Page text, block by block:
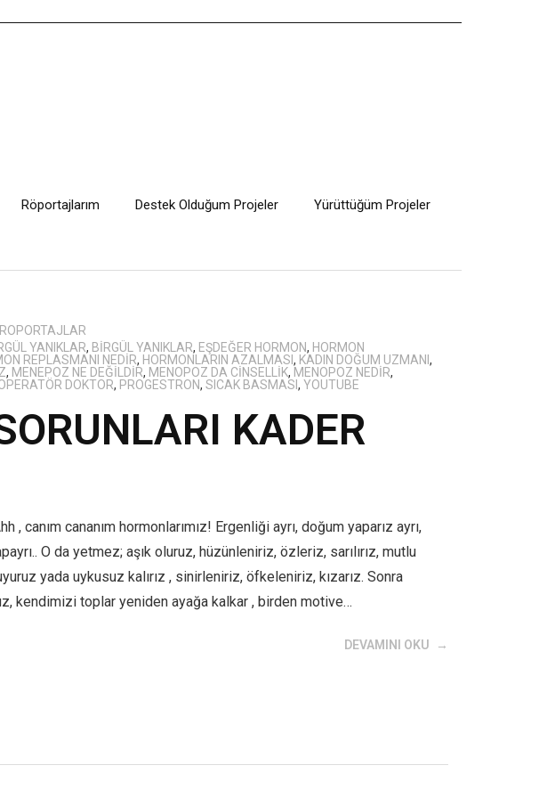
Röportajlarım Destek Olduğum Projeler Yürüttüğüm Projeler
RÖPORTAJLAR
YANIKLAR, BIRGÜL YANIKLAR, EŞDEĞER HORMON, HORMON
REPLASMANI NEDIR, HORMONLARIN AZALMASI , KADIN DOĞUM UZMANI ,
, MENEPOZ NE DEĞILDIR, MENOPOZ DA CINSELLIK, MENOPOZ NEDIR,
DOKTOR, PROGESTRON, SICAK BASMASI , YOUTUBE
KADER
, canım cananım hormonlarımız! Ergenliği ayrı, doğum yaparız ayrı,
O da yetmez; aşık oluruz, hüzünleniriz, özleriz, sarılırız, mutlu
yada uykusuz kalırız , sinirleniriz, öfkeleniriz, kızarız. Sonra
kendimizi toplar yeniden ayağa kalkar , birden motive…
DEVAMINI OKU